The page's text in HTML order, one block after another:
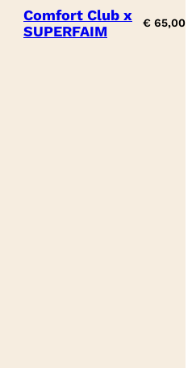
Comfort Club x
SUPERFAIM
€ 65,00